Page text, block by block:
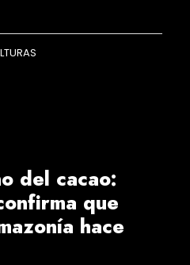
del cacao:
que
hace